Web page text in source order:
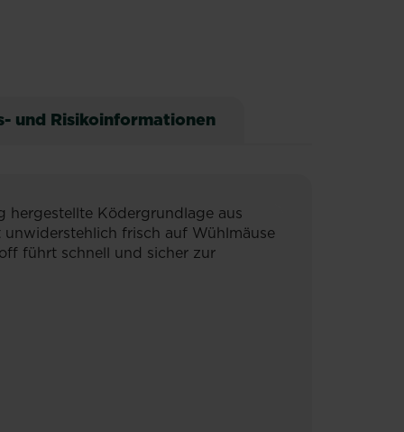
und Risikoinformationen
hergestellte Ködergrundlage aus
frisch auf Wühlmäuse
führt schnell und sicher zur